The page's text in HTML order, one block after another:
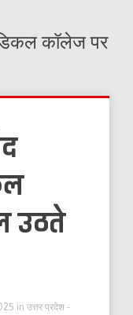
कॉलेज पर
उठते
in उत्तर प्रदेश -